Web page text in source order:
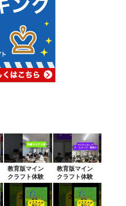
教育版マイン
クラフト体験
会開催！マイ
クラ...
教育版マイン
クラフト体験
会、参加者募
集中